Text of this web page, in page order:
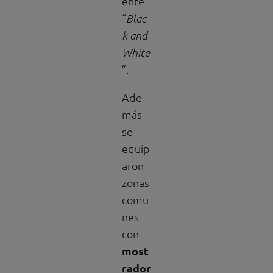
“Blac
k and
White
”.
Ade
más
se
equip
aron
zonas
comu
nes
con
most
rador